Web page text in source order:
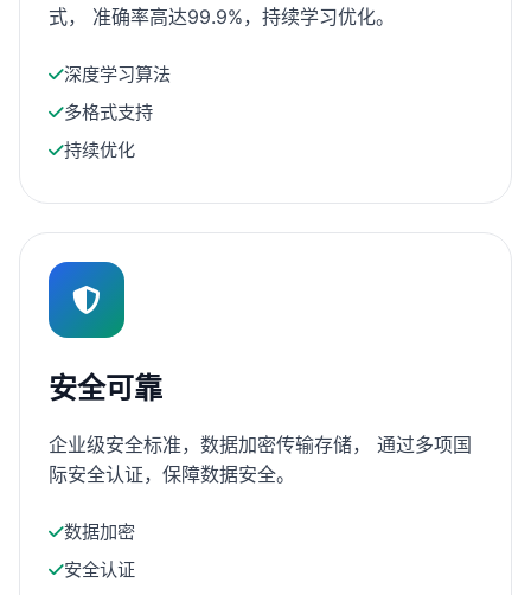
式， 准确率高达99.9%，持续学习优化。
深度学习算法
多格式支持
持续优化
安全可靠
企业级安全标准，数据加密传输存储， 通过多项国
际安全认证，保障数据安全。
数据加密
安全认证